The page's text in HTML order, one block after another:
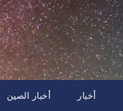
أخبار أخبار الصين